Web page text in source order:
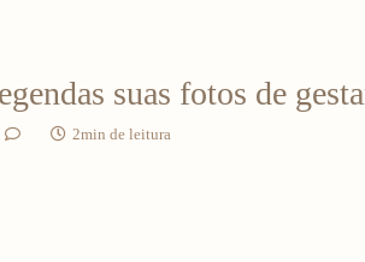
suas fotos de
2min de leitura